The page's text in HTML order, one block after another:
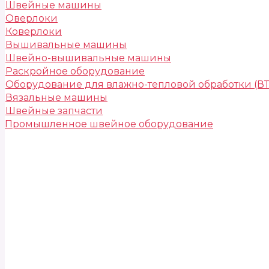
Швейные машины
Оверлоки
Коверлоки
Вышивальные машины
Швейно-вышивальные машины
Раскройное оборудование
Оборудование для влажно-тепловой обработки
Вязальные машины
Швейные запчасти
Промышленное швейное оборудование